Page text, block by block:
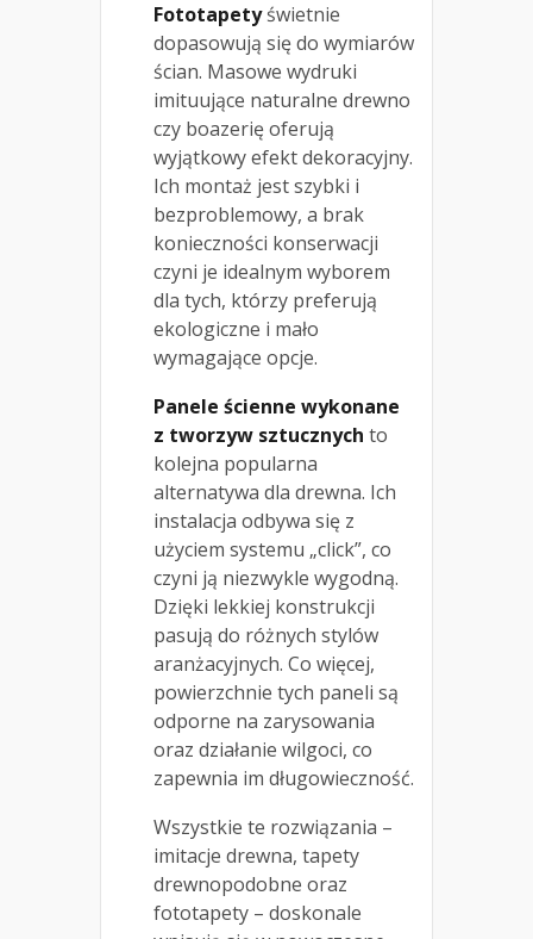
Fototapetyświetnie
dopasowują się do wymiarów
ścian. Masowe wydruki
imituujące naturalne drewno
czy boazerię oferują
wyjątkowy efekt dekoracyjny.
Ich montaż jest szybki i
bezproblemowy, a brak
konieczności konserwacji
czyni je idealnym wyborem
dla tych, którzy preferują
ekologiczne i mało
wymagające opcje.
Panele ścienne wykonane
z tworzyw sztucznych to
kolejna popularna
alternatywa dla drewna. Ich
instalacja odbywa się z
użyciem systemu „click”, co
czyni ją niezwykle wygodną.
Dzięki lekkiej konstrukcji
pasują do różnych stylów
aranżacyjnych. Co więcej,
powierzchnie tych paneli są
odporne na zarysowania
oraz działanie wilgoci, co
zapewnia im długowieczność.
Wszystkie te rozwiązania –
imitacje drewna, tapety
drewnopodobne oraz
fototapety – doskonale